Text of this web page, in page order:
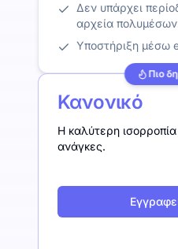
Δεν υπάρχει
αρχεία
Υποστήριξη μέσω
Πιο
Κανονικό
Η καλύτερη
ανάγκες.